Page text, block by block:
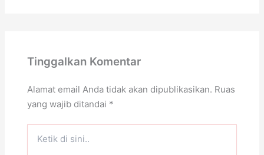
Tinggalkan Komentar
Alamat email Anda tidak akan dipublikasikan. Ruas
yang wajib ditandai *